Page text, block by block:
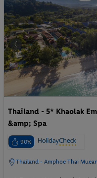
Thailand - 5* Khaolak
&amp; Spa
90%
Thailand - Amphoe Thai